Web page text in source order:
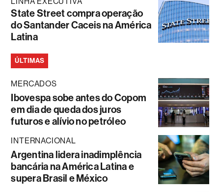
State Street compra operação
do Santander Caceis na América
Latina
ÚLTIMAS
MERCADOS
Ibovespa sobe antes do Copom
em dia de queda dos juros
futuros e alívio no petróleo
INTERNACIONAL
Argentina lidera inadimplência
bancária na América Latina e
supera Brasil e México